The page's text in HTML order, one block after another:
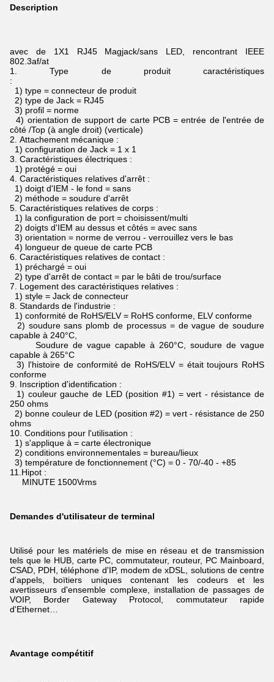
Description
avec de 1X1 RJ45 Magjack/sans LED, rencontrant IEEE
802.3af/at
1.Type de produit caractéristiques
:
1) type = connecteur de produit
2) type de Jack = RJ45
3) profil = norme
4) orientation de support de carte PCB = entrée de l'entrée de
côté /Top (à angle droit) (verticale)
2. Attachement mécanique :
1) configuration de Jack = 1 x 1
3. Caractéristiques électriques :
1) protégé = oui
4. Caractéristiques relatives d'arrêt :
1) doigt d'IEM - le fond = sans
2) méthode = soudure d'arrêt
5. Caractéristiques relatives de corps :
1) la configuration de port = choisissent/multi
2) doigts d'IEM au dessus et côtés = avec sans
3) orientation = norme de verrou - verrouillez vers le bas
4) longueur de queue de carte PCB
6. Caractéristiques relatives de contact :
1) préchargé = oui
2) type d'arrêt de contact = par le bâti de trou/surface
7. Logement des caractéristiques relatives :
1) style = Jack de connecteur
8. Standards de l'industrie :
1) conformité de RoHS/ELV = RoHS conforme, ELV conforme
2) soudure sans plomb de processus = de vague de soudure
capable à 240°C,
Soudure de vague capable à 260°C, soudure de vague
capable à 265°C
3) l'histoire de conformité de RoHS/ELV = était toujours RoHS
conforme
9. Inscription d'identification :
1) couleur gauche de LED (position #1) = vert - résistance de
250 ohms
2) bonne couleur de LED (position #2) = vert - résistance de 250
ohms
10. Conditions pour l'utilisation :
1) s'applique à = carte électronique
2) conditions environnementales = bureau/lieux
3) température de fonctionnement (°C) = 0 - 70/-40 - +85
11.Hipot :
MINUTE 1500Vrms
Demandes d'utilisateur de terminal
Utilisé pour les matériels de mise en réseau et de transmission
tels que le HUB, carte PC, commutateur, routeur, PC Mainboard,
CSAD, PDH, téléphone d'IP, modem de xDSL,
solutions de centre
d'appels, boïtiers uniques contenant les codeurs et les
avertisseurs d'ensemble complexe, installation de passages de
VOIP, Border Gateway Protocol, commutateur rapide
d'Ethernet…
Avantage compétitif